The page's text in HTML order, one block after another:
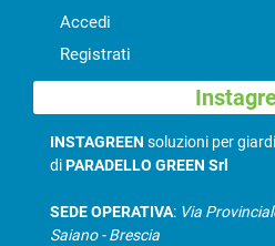
Accedi
Registrati
INSTAGREEN soluzioni per
diPARADELLO GREEN Srl
SEDE OPERATIVA: Via
Saiano - Brescia